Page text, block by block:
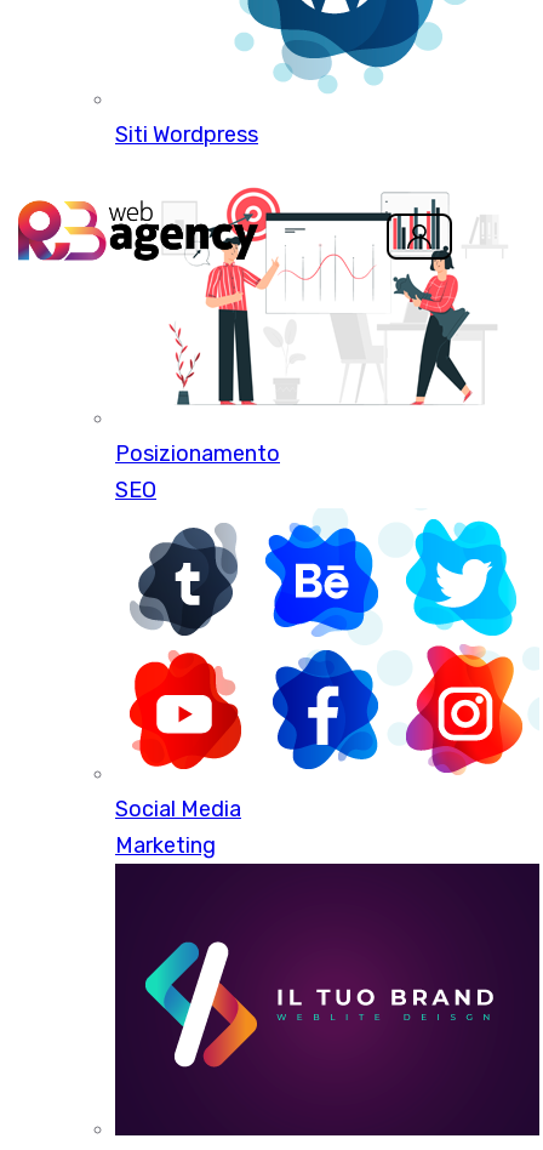
Siti Wordpress
Posizionamento
SEO
Social Media
Marketing
150+clienti hanno già scelto il nostro
ecommerce PRO.